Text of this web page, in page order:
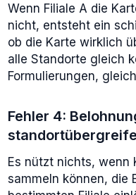
Wenn Filiale A die
nicht, entsteht ein
ob die Karte wirklich
alle Standorte gleich
Formulierungen,
Fehler 4:
Es nützt nichts, wenn
sammeln können, die